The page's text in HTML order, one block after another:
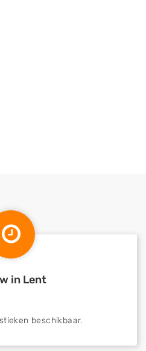
in Lent
beschikbaar.